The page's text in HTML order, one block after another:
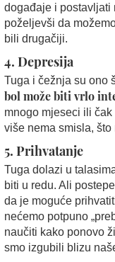
događaje i postavljati
poželjevši da
bili drugačiji.
4. Depresija
Tuga i čežnja su ono
bol može biti vrlo
mnogo mjeseci ili
više nema smisla,
5. Prihvatanje
Tuga dolazi u
biti u redu. Ali
da je moguće
nećemo potpuno
naučiti kako ponovo
smo izgubili blizu